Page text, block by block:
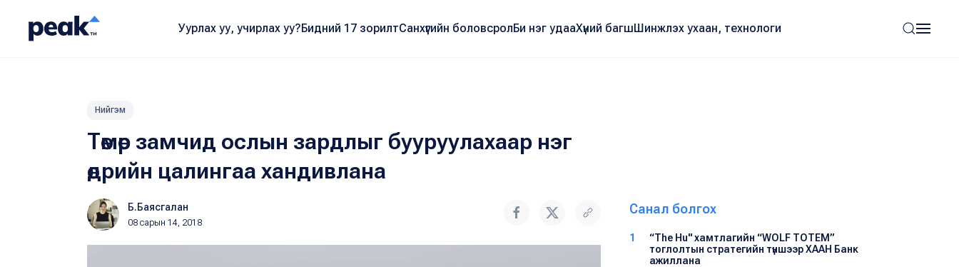
Уурлах уу, учирлах уу?Бидний 17 зорилтСанхүүгийн боловсролБи нэг удааХүний багшШинжлэх ухаан, технологи
Нийгэм
Төмөр замчид ослын зардлыг бууруулахаар нэг
өдрийн цалингаа хандивлана
Б.Баясгалан
08 сарын 14, 2018
Санал болгох
1
“The Hu" хамтлагийн “WOLF TOTEM”
тоглолтын стратегийн түншээр ХААН Банк
ажиллана